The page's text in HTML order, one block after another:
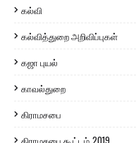
கல்வி
கல்வித்துறை அறிவிப்புகள்
கஜா புயல்
காவல்துறை
கிராமசபை